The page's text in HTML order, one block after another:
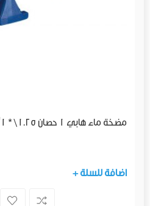
مضخة ماء هابي 1 حصان 1.25\ * 1" فراشين
+ اضافة للسلة